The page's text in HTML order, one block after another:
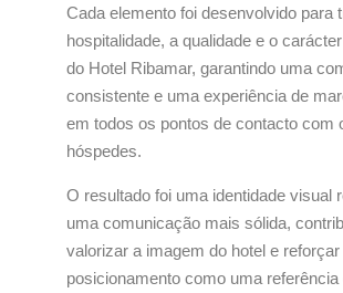
Cada elemento foi desenvolvido para
hospitalidade, a qualidade e o
do Hotel Ribamar, garantindo uma
consistente e uma experiência de
em todos os pontos de contacto com
hóspedes.
O resultado foi uma identidade visual
uma comunicação mais sólida,
valorizar a imagem do hotel e
posicionamento como uma referência